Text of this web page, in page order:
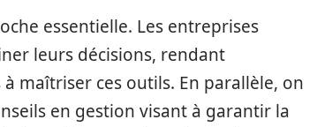
essentielle. Les entreprises
leurs décisions, rendant
maîtriser ces outils. En parallèle, on
en gestion visant à garantir la